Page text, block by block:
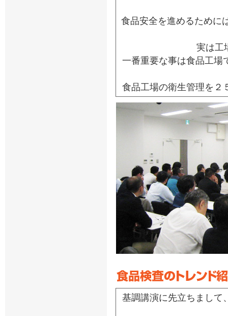
食品安全を進めるために
実は工
一番重要な事は食品工場
食品工場の衛生管理を２
基調講演に先立ちまして